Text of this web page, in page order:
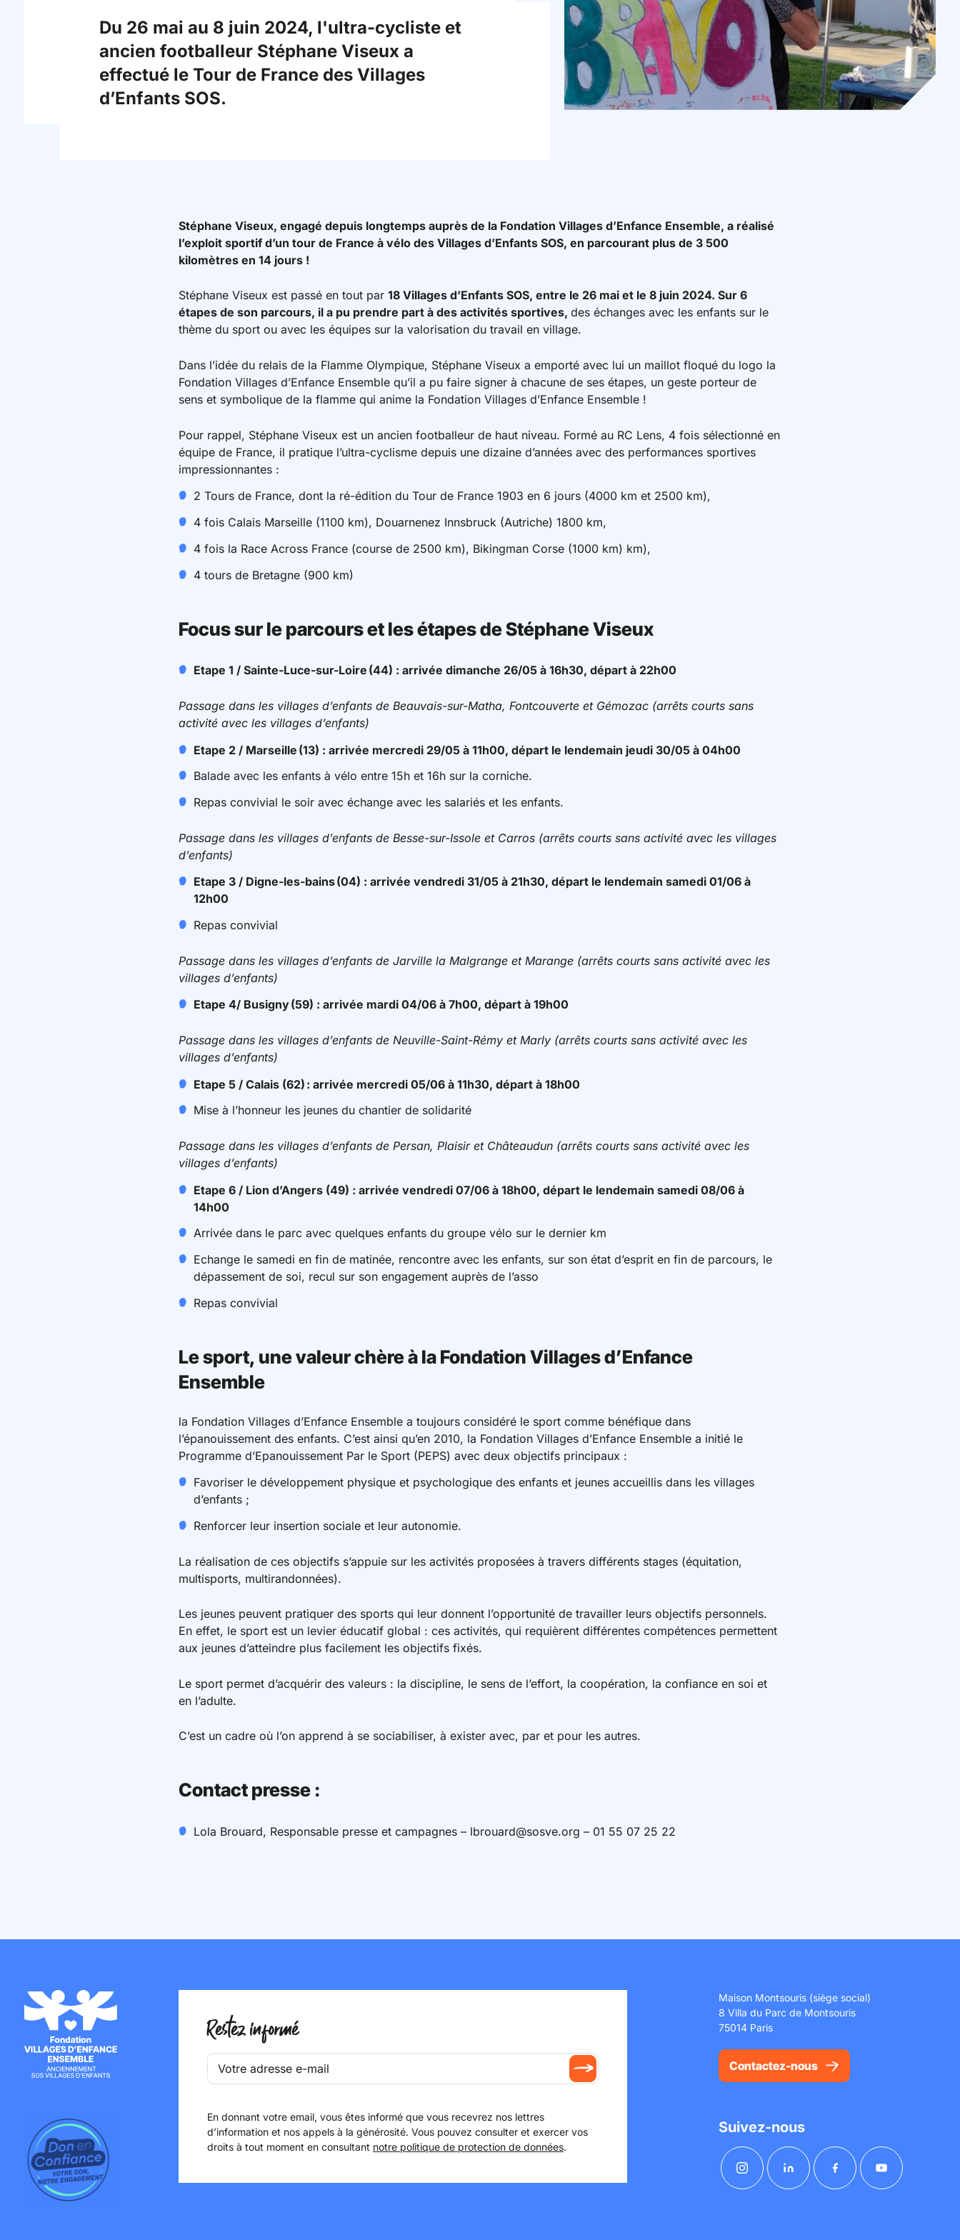
Du 26 mai au 8 juin 2024, l'ultra-cycliste et
ancien footballeur Stéphane Viseux a
effectué le Tour de France des Villages
d’Enfants SOS.
Stéphane Viseux, engagé depuis longtemps auprès de la Fondation Villages d’Enfance Ensemble, a réalisé
l’exploit sportif d’un tour de France à vélo des Villages d’Enfants SOS, en parcourant plus de 3 500
kilomètres en 14 jours !
Stéphane Viseux est passé en tout par 18 Villages d’Enfants SOS, entre le 26 mai et le 8 juin 2024. Sur 6
étapes de son parcours, il a pu prendre part à des activités sportives, des échanges avec les enfants sur le
thème du sport ou avec les équipes sur la valorisation du travail en village.
Dans l’idée du relais de la Flamme Olympique, Stéphane Viseux a emporté avec lui un maillot floqué du logo la
Fondation Villages d’Enfance Ensemble qu’il a pu faire signer à chacune de ses étapes, un geste porteur de
sens et symbolique de la flamme qui anime la Fondation Villages d’Enfance Ensemble !
Pour rappel, Stéphane Viseux est un ancien footballeur de haut niveau. Formé au RC Lens, 4 fois sélectionné en
équipe de France, il pratique l’ultra-cyclisme depuis une dizaine d’années avec des performances sportives
impressionnantes :
2 Tours de France, dont la ré-édition du Tour de France 1903 en 6 jours (4000 km et 2500 km),
4 fois Calais Marseille (1100 km), Douarnenez Innsbruck (Autriche) 1800 km,
4 fois la Race Across France (course de 2500 km), Bikingman Corse (1000 km) km),
4 tours de Bretagne (900 km)
Focus sur le parcours et les étapes de Stéphane Viseux
Etape 1 / Sainte-Luce-sur-Loire (44) : arrivée dimanche 26/05 à 16h30, départ à 22h00
Passage dans les villages d’enfants de Beauvais-sur-Matha, Fontcouverte et Gémozac (arrêts courts sans
activité avec les villages d’enfants)
Etape 2 / Marseille (13) : arrivée mercredi 29/05 à 11h00, départ le lendemain jeudi 30/05 à 04h00
Balade avec les enfants à vélo entre 15h et 16h sur la corniche.
Repas convivial le soir avec échange avec les salariés et les enfants.
Passage dans les villages d’enfants de Besse-sur-Issole et Carros (arrêts courts sans activité avec les villages
d’enfants)
Etape 3 / Digne-les-bains(04) : arrivée vendredi 31/05 à 21h30, départ le lendemain samedi 01/06 à
12h00
Repas convivial
Passage dans les villages d’enfants de Jarville la Malgrange et Marange (arrêts courts sans activité avec les
villages d’enfants)
Etape 4/ Busigny(59) : arrivée mardi 04/06 à 7h00, départ à 19h00
Passage dans les villages d’enfants de Neuville-Saint-Rémy et Marly (arrêts courts sans activité avec les
villages d’enfants)
Etape 5 / Calais (62) : arrivée mercredi 05/06 à 11h30, départ à 18h00
Mise à l’honneur les jeunes du chantier de solidarité
Passage dans les villages d’enfants de Persan, Plaisir et Châteaudun (arrêts courts sans activité avec les
villages d’enfants)
Etape 6 / Lion d’Angers (49) : arrivée vendredi 07/06 à 18h00, départ le lendemain samedi 08/06 à
14h00
Arrivée dans le parc avec quelques enfants du groupe vélo sur le dernier km
Echange le samedi en fin de matinée, rencontre avec les enfants, sur son état d’esprit en fin de parcours, le
dépassement de soi, recul sur son engagement auprès de l’asso
Repas convivial
Le sport, une valeur chère à la Fondation Villages d’Enfance
Ensemble
la Fondation Villages d’Enfance Ensemble a toujours considéré le sport comme bénéfique dans
l’épanouissement des enfants. C’est ainsi qu’en 2010, la Fondation Villages d’Enfance Ensemble a initié le
Programme d’Epanouissement Par le Sport (PEPS) avec deux objectifs principaux :
Favoriser le développement physique et psychologique des enfants et jeunes accueillis dans les villages
d’enfants ;
Renforcer leur insertion sociale et leur autonomie.
La réalisation de ces objectifs s’appuie sur les activités proposées à travers différents stages (équitation,
multisports, multirandonnées).
Les jeunes peuvent pratiquer des sports qui leur donnent l’opportunité de travailler leurs objectifs personnels.
En effet, le sport est un levier éducatif global : ces activités, qui requièrent différentes compétences permettent
aux jeunes d’atteindre plus facilement les objectifs fixés.
Le sport permet d’acquérir des valeurs : la discipline, le sens de l’effort, la coopération, la confiance en soi et
en l’adulte.
C’est un cadre où l’on apprend à se sociabiliser, à exister avec, par et pour les autres.
Contact presse :
Lola Brouard, Responsable presse et campagnes – lbrouard@sosve.org – 01 55 07 25 22
Restez informé
En donnant votre email, vous êtes informé que vous recevrez nos lettres
d’information et nos appels à la générosité. Vous pouvez consulter et exercer vos
droits à tout moment en consultant notre politique de protection de données.
Maison Montsouris (siège social)
8 Villa du Parc de Montsouris
75014 Paris
Contactez-nous
Suivez-nous